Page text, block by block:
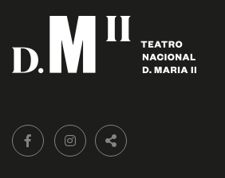
Siga-
nos:
FACEBOOK LIVRARIA DO TEATRO
INSTAGRAM LIVRARIA DO
PARTILHAR